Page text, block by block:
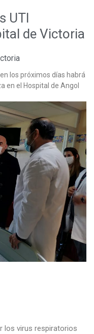
UTI
de Victoria
los próximos días habrá
en el Hospital de Angol
los virus respiratorios